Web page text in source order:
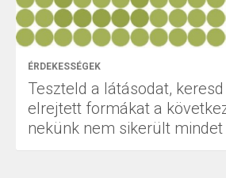
ÉRDEKESSÉGEK
Teszteld a látásodat,
elrejtett formákat a
nekünk nem sikerült